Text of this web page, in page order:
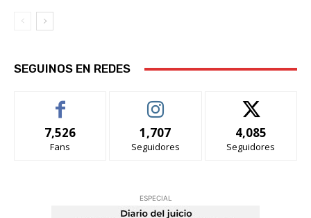
SEGUINOS EN REDES
7,526
Fans
1,707
Seguidores
4,085
Seguidores
ESPECIAL